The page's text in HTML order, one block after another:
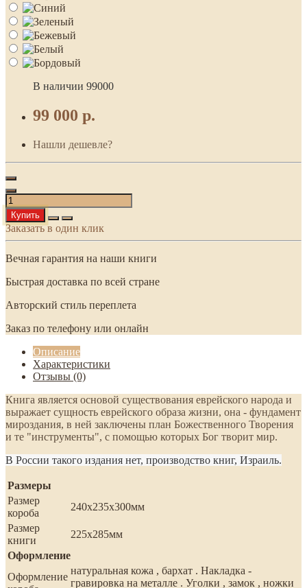
В наличии 99000
99 000 р.
Нашли дешевле?
Купить
Заказать в один клик
Вечная гарантия на наши книги
Быстрая доставка по всей стране
Авторский стиль переплета
Заказ по телефону или онлайн
Описание
Характеристики
Отзывы (0)
Книга является основой существования еврейского народа и
выражает сущность еврейского образа жизни, она - фундамент
мироздания, в ней заключены план Божественного Творения
и те "инструменты", с помощью которых Бог творит мир.
В России такого издания нет, производство книг, Израиль.
Размеры
Размер
короба
240х235х300мм
Размер
книги
225х285мм
Оформление
Оформление
натуральная кожа , бархат . Накладка -
гравировка на металле . Уголки , замок , ножки